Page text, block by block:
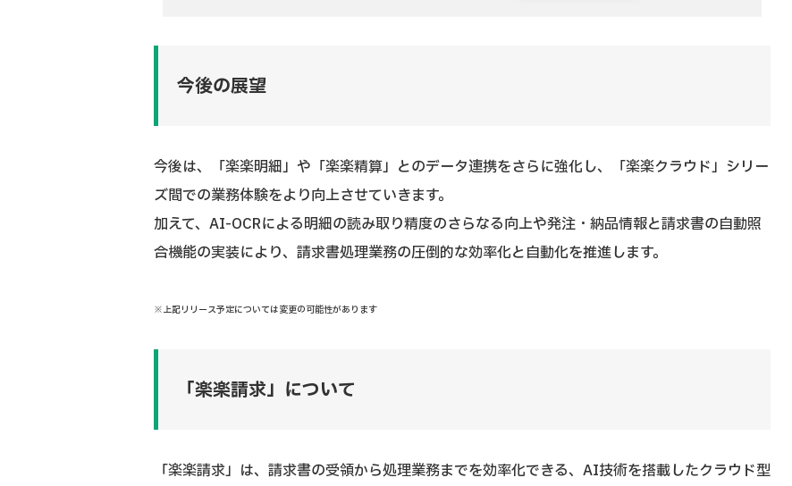
今後の展望
今後は、「楽楽明細」や「楽楽精算」とのデータ連携をさらに強化し、「楽楽クラウド」シリー
ズ間での業務体験をより向上させていきます。
加えて、AI-OCRによる明細の読み取り精度のさらなる向上や発注・納品情報と請求書の自動照
合機能の実装により、請求書処理業務の圧倒的な効率化と自動化を推進します。
※上記リリース予定については変更の可能性があります
「楽楽請求」について
「楽楽請求」は、請求書の受領から処理業務までを効率化できる、AI技術を搭載したクラウド型